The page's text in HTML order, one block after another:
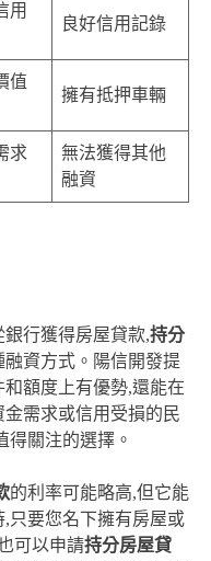
用
良好信用記錄
值
擁有抵押車輛
求
無法獲得其他
融資
行獲得房屋貸款,持分
資方式。陽信開發提
額度上有優勢,還能在
需求或信用受損的民
得關注的選擇。
的利率可能略高,但它能
只要您名下擁有房屋或
可以申請持分房屋貸